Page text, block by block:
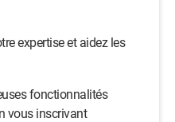
expertise et aidez les
fonctionnalités
vous inscrivant